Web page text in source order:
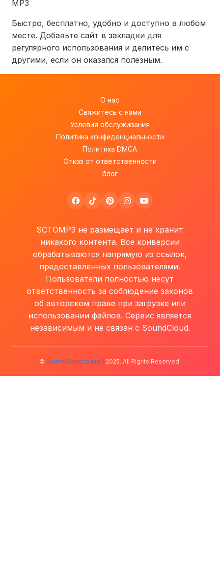
MP3
Быстро, бесплатно, удобно и доступно в любом
месте. Добавьте сайт в закладки для
регулярного использования и делитесь им с
другими, если он оказался полезным.
О нас
Свяжитесь с нами
Условия обслуживания
Политика конфиденциальности
Политика DMCA
Отказ от ответственности
блог
SCTOMP3 не размещает и не хранит
никакого контента. Все конверсии
обрабатываются напрямую из ссылок,
предоставленных пользователями.
Пользователи полностью несут
ответственность за соблюдение законов
об авторском праве при загрузке или
использовании файлов. Сервис является
независимым и не связан с SoundCloud.
© SoundCloud to mp3 2025. All Rights Reserved.